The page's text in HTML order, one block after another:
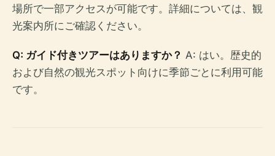
場所で一部アクセスが可能です。詳細については、観
光案内所にご確認ください。
Q: ガイド付きツアーはありますか？ A: はい。歴史的
および自然の観光スポット向けに季節ごとに利用可能
です。